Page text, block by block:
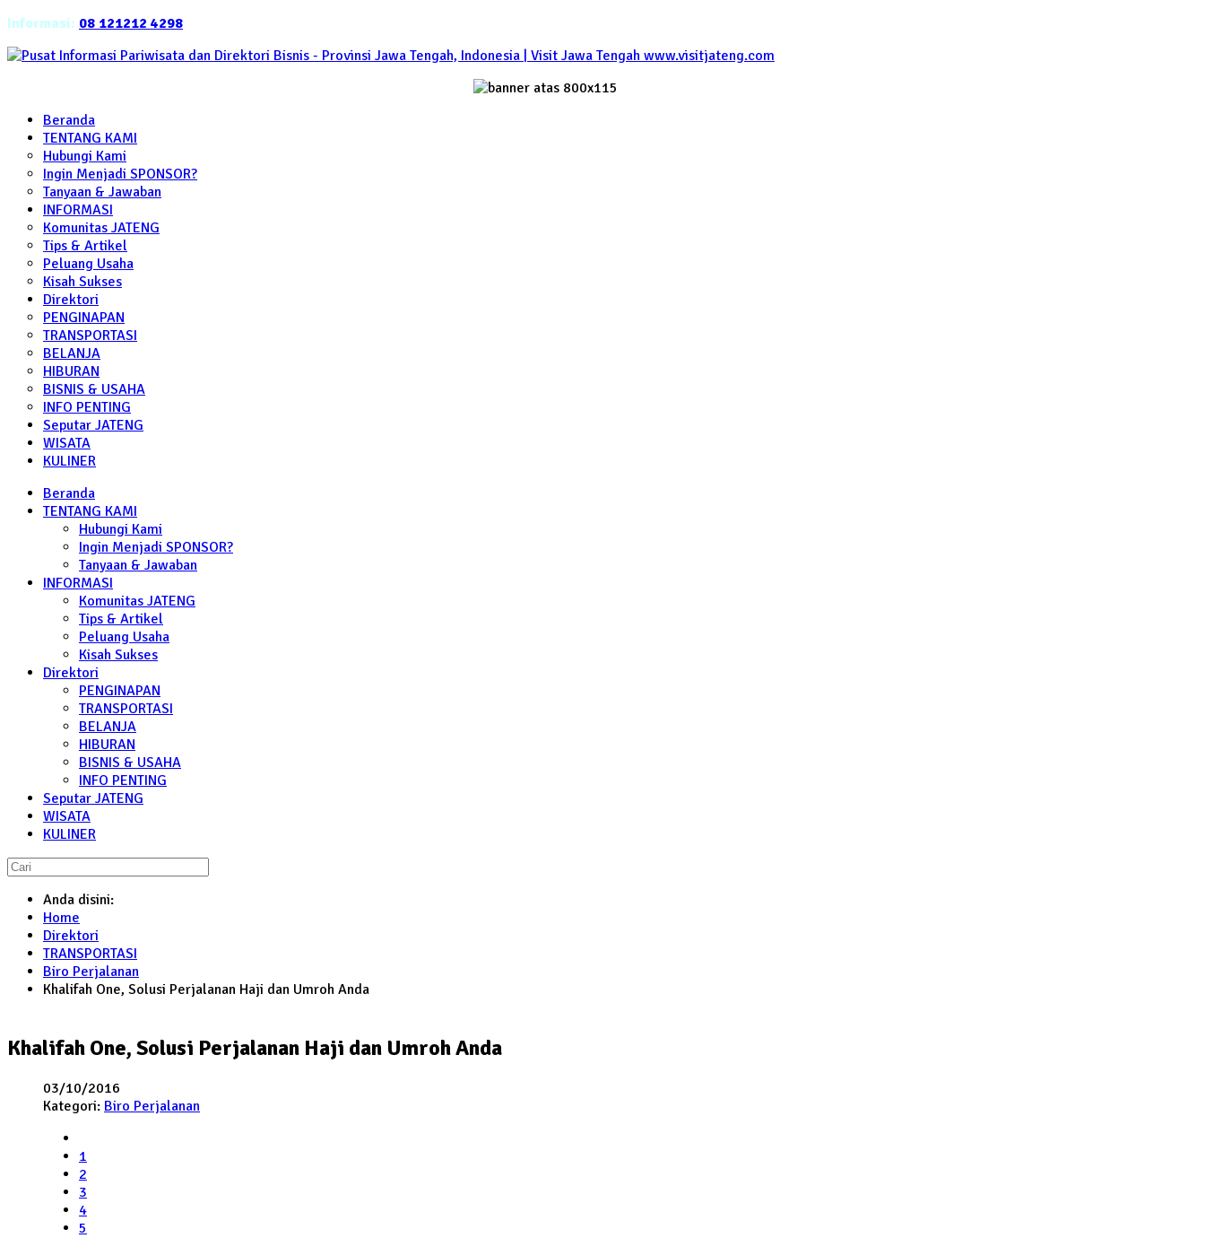
Informasi: 08 121212 4298
Beranda
TENTANG KAMI
Hubungi Kami
Ingin Menjadi SPONSOR?
Tanyaan & Jawaban
INFORMASI
Komunitas JATENG
Tips & Artikel
Peluang Usaha
Kisah Sukses
Direktori
PENGINAPAN
TRANSPORTASI
BELANJA
HIBURAN
BISNIS & USAHA
INFO PENTING
Seputar JATENG
WISATA
KULINER
Beranda
TENTANG KAMI
Hubungi Kami
Ingin Menjadi SPONSOR?
Tanyaan & Jawaban
INFORMASI
Komunitas JATENG
Tips & Artikel
Peluang Usaha
Kisah Sukses
Direktori
PENGINAPAN
TRANSPORTASI
BELANJA
HIBURAN
BISNIS & USAHA
INFO PENTING
Seputar JATENG
WISATA
KULINER
Anda disini:
Home
Direktori
TRANSPORTASI
Biro Perjalanan
Khalifah One, Solusi Perjalanan Haji dan Umroh Anda
Khalifah One, Solusi Perjalanan Haji dan Umroh Anda
03/10/2016
Kategori: Biro Perjalanan
1
2
3
4
5